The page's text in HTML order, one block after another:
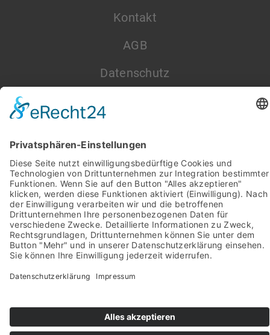
Kontakt
AGB
Datenschutz
Pictures from:
www.freepik.com
© 2022-2026 stein-mosaik.de